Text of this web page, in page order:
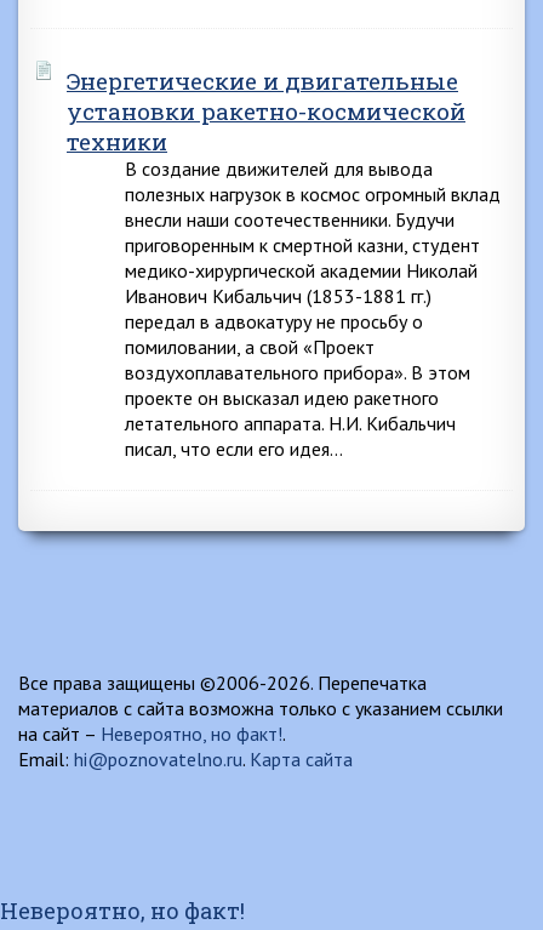
Энергетические и двигательные
установки ракетно-космической
техники
В создание движителей для вывода
полезных нагрузок в космос огромный вклад
внесли наши соотечественники. Будучи
приговоренным к смертной казни, студент
медико-хирургической академии Николай
Иванович Кибальчич (1853-1881 гг.)
передал в адвокатуру не просьбу о
помиловании, а свой «Проект
воздухоплавательного прибора». В этом
проекте он высказал идею ракетного
летательного аппарата. Н.И. Кибальчич
писал, что если его идея…
Все права защищены ©2006-2026. Перепечатка
материалов с сайта возможна только с указанием ссылки
на сайт – Невероятно, но факт!.
Email: hi@poznovatelno.ru. Карта сайта
Невероятно, но факт!